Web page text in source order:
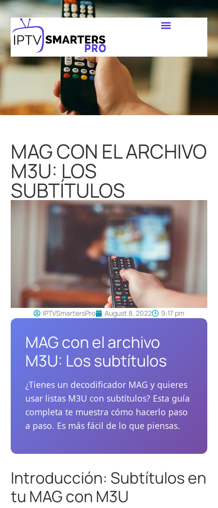
MAG CON EL ARCHIVO
M3U: LOS
SUBTÍTULOS
IPTVSmartersPro August 8, 2022 9:17 pm
MAG con el archivo
M3U: Los subtítulos
¿Tienes un decodificador MAG y quieres
usar listas M3U con subtítulos? Esta guía
completa te muestra cómo hacerlo paso
a paso. Es más fácil de lo que piensas.
Introducción: Subtítulos en
tu MAG con M3U